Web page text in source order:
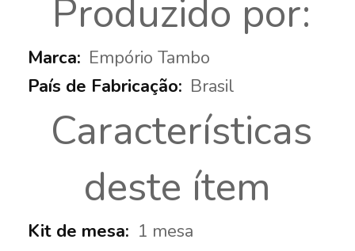
Informations
Produzido por:
Empório Tambo
Brasil
Características
deste ítem
1 mesa